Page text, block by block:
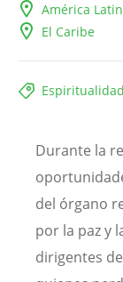
América
El Caribe
Durante la
del órgano
por la paz y
dirigentes